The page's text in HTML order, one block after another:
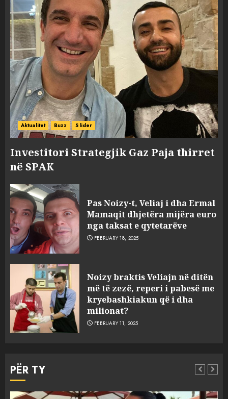
Aktualitet Buzz Slider
Investitori Strategjik Gaz Paja thirret
në SPAK
Pas Noizy-t, Veliaj i dha Ermal
Mamaqit dhjetëra mijëra euro
nga taksat e qytetarëve
FEBRUARY 18, 2025
Noizy braktis Veliajn në ditën
më të zezë, reperi i pabesë me
kryebashkiakun që i dha
milionat?
FEBRUARY 11, 2025
PËR TY
3
sulmuan “One Albania”,
ngjarja u fsheh. A u vodhën
serverat?
MARCH 25, 2025
4 MARCH 25, 2025